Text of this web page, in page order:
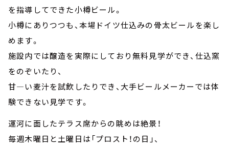
を指導してできた小樽ビール。
小樽にありつつも、本場ドイツ仕込みの骨太ビールを楽し
めます。
施設内では醸造を実際にしており無料見学ができ、仕込窯
をのぞいたり、
甘―い麦汁を試飲したりでき、大手ビールメーカーでは体
験できない見学です。
運河に面したテラス席からの眺めは絶景！
毎週木曜日と土曜日は「プロスト！の日」、